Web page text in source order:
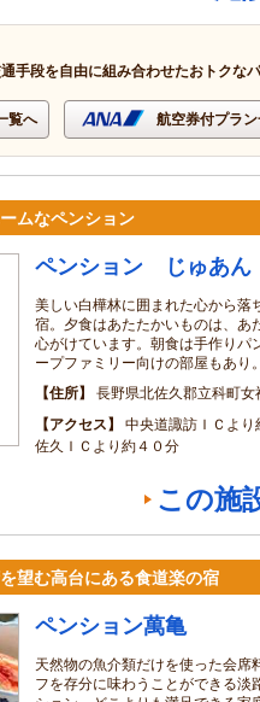
手段を自由に組み合わせたおトクな
覧へ 航空券付プラ
ムなペンション
ペンション じゅあん
美しい白樺林に囲まれた心から落
宿。夕食はあたたかいものは、あ
心がけています。朝食は手作りパ
ープファミリー向けの部屋もあり
住所
長野県北佐久郡立科町
アクセス
中央道諏訪ＩＣよ
佐久ＩＣより約４０分
この施
望む高台にある食道楽の宿
ペンション萬亀
天然物の魚介類だけを使った会席
フを存分に味わうことができる淡